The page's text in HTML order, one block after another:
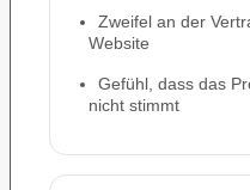
Zweifel an der
Website
Gefühl, dass das
nicht stimmt